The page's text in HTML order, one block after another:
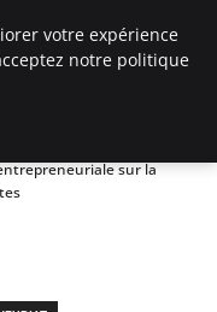
sur la
votre expérience
notre politique